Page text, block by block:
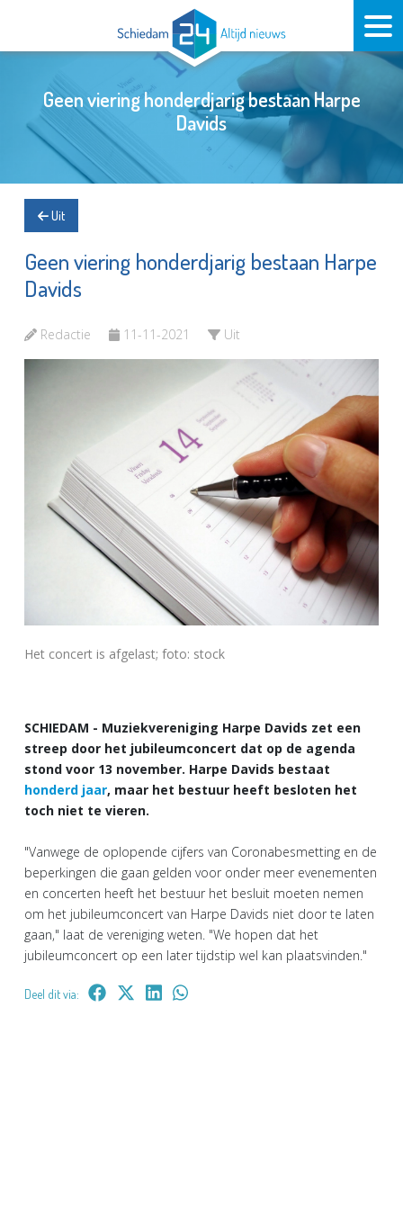
Geen viering honderdjarig bestaan Harpe
Davids
Uit
Geen viering honderdjarig bestaan Harpe
Davids
Redactie 11-11-2021 Uit
Het concert is afgelast; foto: stock
SCHIEDAM - Muziekvereniging Harpe Davids zet een
streep door het jubileumconcert dat op de agenda
stond voor 13 november. Harpe Davids bestaat
honderd jaar, maar het bestuur heeft besloten het
toch niet te vieren.
"Vanwege de oplopende cijfers van Coronabesmetting en de
beperkingen die gaan gelden voor onder meer evenementen
en concerten heeft het bestuur het besluit moeten nemen
om het jubileumconcert van Harpe Davids niet door te laten
gaan," laat de vereniging weten. "We hopen dat het
jubileumconcert op een later tijdstip wel kan plaatsvinden."
Deel dit via: